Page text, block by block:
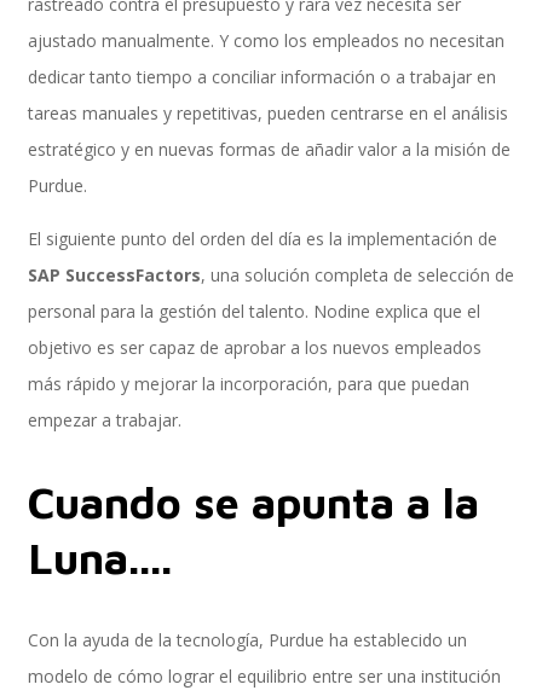
Data Sync Manager Suite
Resumen
System Builder
Client Sync
ajustado manualmente. Y como los empleados no necesitan
dedicar tanto tiempo a conciliar información o a trabajar en
tareas manuales y repetitivas, pueden centrarse en el análisis
estratégico y en nuevas formas de añadir valor a la misión de
Purdue.
El siguiente punto del orden del día es la implementación de
SAP SuccessFactors, una solución completa de selección de
personal para la gestión del talento. Nodine explica que el
objetivo es ser capaz de aprobar a los nuevos empleados
más rápido y mejorar la incorporación, para que puedan
empezar a trabajar.
Cuando se apunta a la
Luna....
Con la ayuda de la tecnología, Purdue ha establecido un
modelo de cómo lograr el equilibrio entre ser una institución